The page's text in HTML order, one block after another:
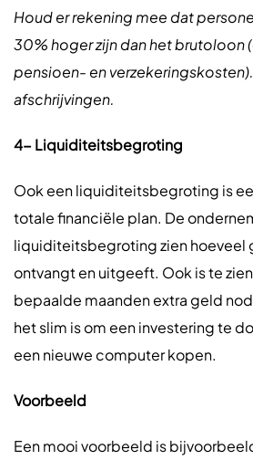
Houd er rekening mee dat
30% hoger zijn dan het
pensioen- en
afschrijvingen.
4- Liquiditeitsbegroting
Ook een liquiditeitsbegroting is
totale financiële plan. De
liquiditeitsbegroting zien hoeveel
ontvangt en uitgeeft. Ook is te
bepaalde maanden extra geld
het slim is om een investering te
een nieuwe computer kopen.
Voorbeeld
Een mooi voorbeeld is